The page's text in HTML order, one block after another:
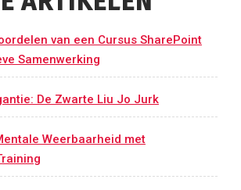
van een Cursus SharePoint
Samenwerking
De Zwarte Liu Jo Jurk
Weerbaarheid met